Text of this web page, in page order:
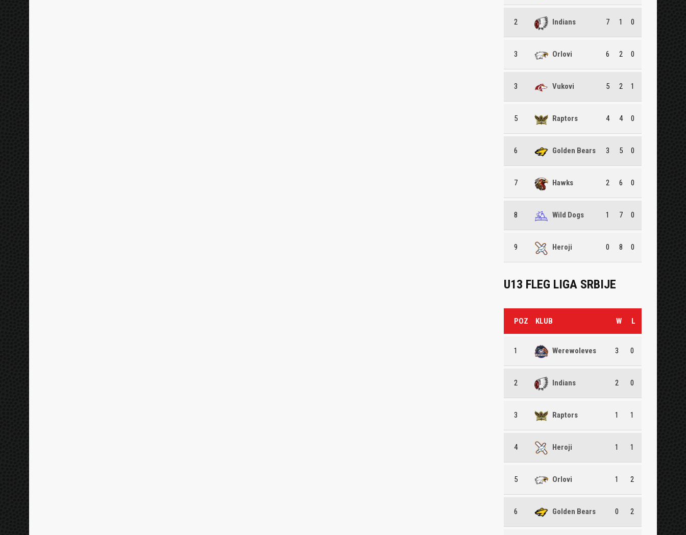
2 Indians 7 1 0
3 Orlovi 6 2 0
3 Vukovi 5 2 1
5 Raptors 4 4 0
6 Golden Bears 3 5 0
7 Hawks 2 6 0
8 Wild Dogs 1 7 0
9 Heroji 0 8 0
U13 FLEG LIGA SRBIJE
POZ KLUB W L
1 Werewoleves 3 0
2 Indians 2 0
3 Raptors 1 1
4 Heroji 1 1
5 Orlovi 1 2
6 Golden Bears 0 2